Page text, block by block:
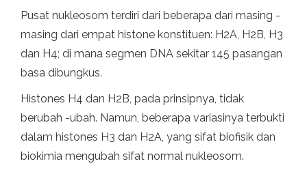
Pusat nukleosom terdiri dari beberapa dari masing -
masing dari empat histone konstituen: H2A, H2B, H3
dan H4; di mana segmen DNA sekitar 145 pasangan
basa dibungkus.
Histones H4 dan H2B, pada prinsipnya, tidak
berubah -ubah. Namun, beberapa variasinya terbukti
dalam histones H3 dan H2A, yang sifat biofisik dan
biokimia mengubah sifat normal nukleosom.